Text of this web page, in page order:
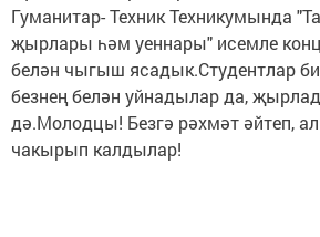
Гуманитар- Техник Техникумында
җырлары һәм уеннары" исемле
белән чыгыш ясадык.Студентлар
безнең белән уйнадылар да,
дә.Молодцы! Безгә рәхмәт әйтеп,
чакырып калдылар!